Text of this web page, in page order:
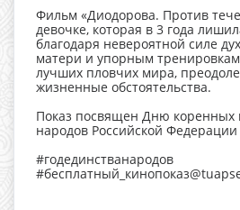
Фильм «Диодорова. Против
девочке, которая в 3 года
благодаря невероятной силе
матери и упорным
лучших пловчих мира,
жизненные обстоятельства.
Показ посвящен Дню коренных
народов Российской Федерации
#годединстванародов